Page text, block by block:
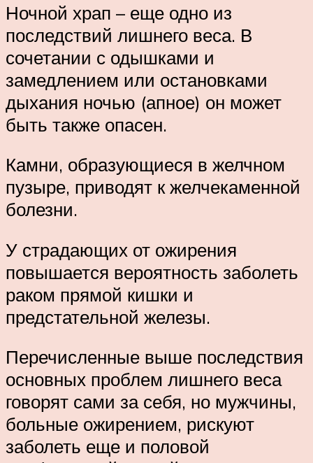
Ночной храп – еще одно из
последствий лишнего веса. В
сочетании с одышками и
замедлением или остановками
дыхания ночью (апное) он может
быть также опасен.
Камни, образующиеся в желчном
пузыре, приводят к желчекаменной
болезни.
У страдающих от ожирения
повышается вероятность заболеть
раком прямой кишки и
предстательной железы.
Перечисленные выше последствия
основных проблем лишнего веса
говорят сами за себя, но мужчины,
больные ожирением, рискуют
заболеть еще и половой